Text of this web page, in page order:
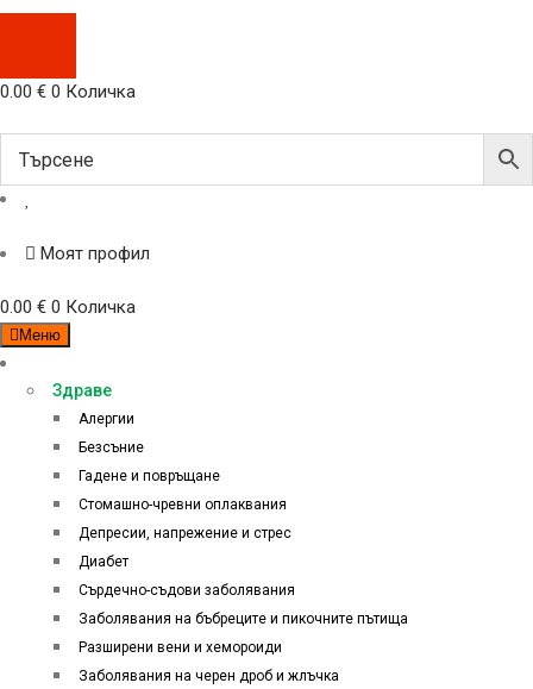
0.00 € 0 Количка
Моят профил
0.00 € 0 Количка
Меню
Здраве
Алергии
Безсъние
Гадене и повръщане
Стомашно-чревни оплаквания
Депресии, напрежение и стрес
Диабет
Сърдечно-съдови заболявания
Заболявания на бъбреците и пикочните пътища
Разширени вени и хемороиди
Заболявания на черен дроб и жлъчка